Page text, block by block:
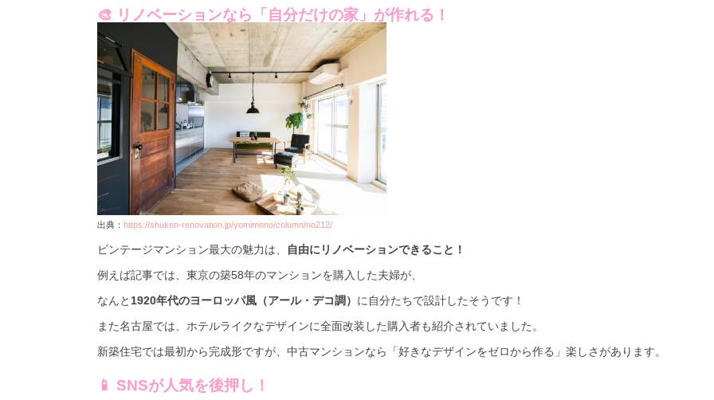
🎨 リノベーションなら「自分だけの家」が作れる！
出典： https://shuken-renovation.jp/yomimono/column/no212/
ビンテージマンション最大の魅力は、
自由にリノベーションできること！
例えば記事では、東京の築58年のマンションを購入した夫婦が、
なんと1920年代のヨーロッパ風（アール・デコ調） に自分たちで設計したそうです！
また名古屋では、ホテルライクなデザインに全面改装した購入者も紹介されていました。
新築住宅では最初から完成形ですが、中古マンションなら「好きなデザインをゼロから作る」楽しさがあります。
📱 SNSが人気を後押し！